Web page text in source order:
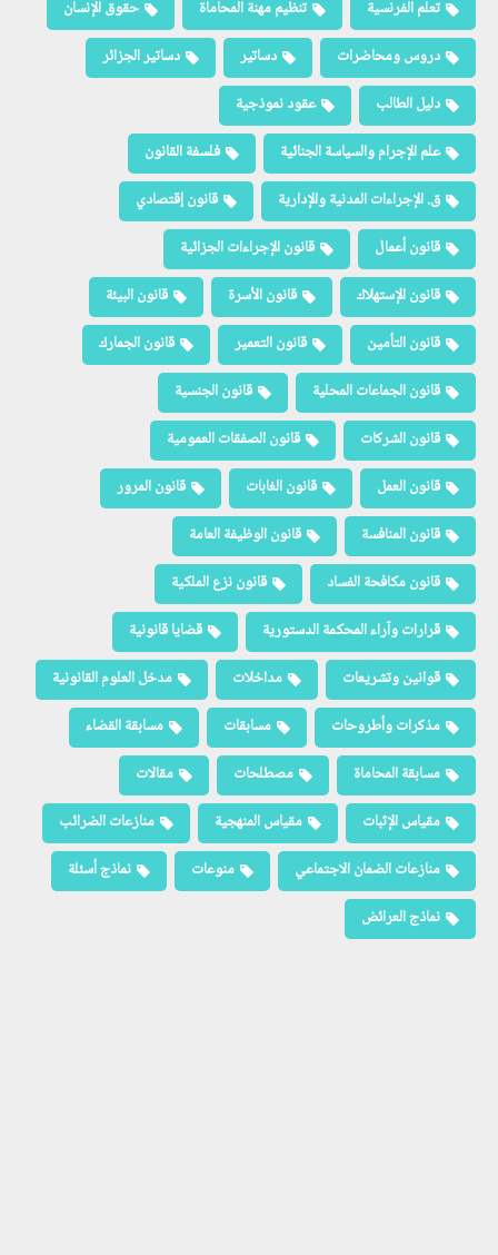
تعلم الفرنسية تنظيم مهنة المحاماة
حقوق الإنسان
دروس ومحاضرات
دساتير
دساتير الجزائر
دليل الطالب
عقود نموذجية
علم الإجرام والسياسة الجنائية
فلسفة القانون
ق. الإجراءات المدنية والإدارية
قانون إقتصادي
قانون أعمال
قانون الإجراءات الجزائية
قانون الإستهلاك
قانون الأسرة
قانون البيئة
قانون التأمين
قانون التعمير
قانون الجمارك
قانون الجماعات المحلية
قانون الجنسية
قانون الشركات
قانون الصفقات العمومية
قانون العمل
قانون الغابات
قانون المرور
قانون المنافسة
قانون الوظيفة العامة
قانون مكافحة الفساد
قانون نزع الملكية
قرارات وآراء المحكمة الدستورية
قضايا قانونية
قوانين وتشريعات
مداخلات
مدخل العلوم القانونية
مذكرات وأطروحات
مسابقات
مسابقة القضاء
مسابقة المحاماة
مصطلحات
مقالات
مقياس الإثبات
مقياس المنهجية
منازعات الضرائب
منازعات الضمان الاجتماعي
منوعات
نماذج أسئلة
نماذج العرائض